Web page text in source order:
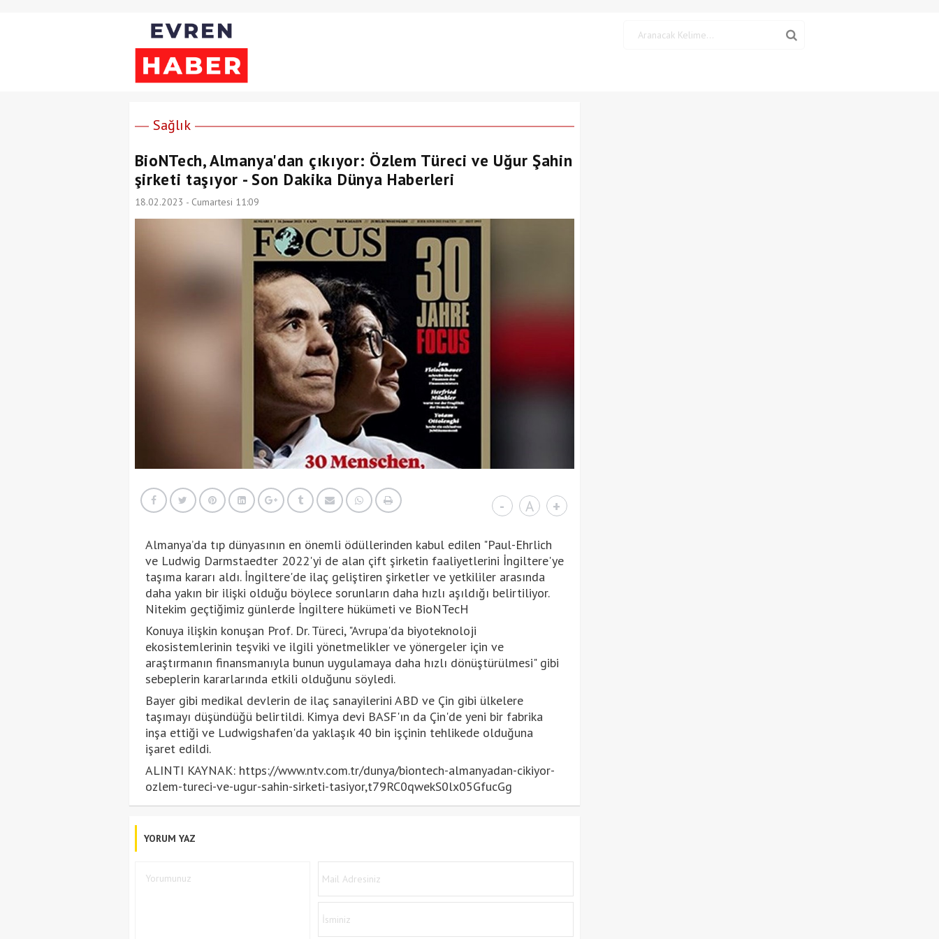
Sağlık
BioNTech, Almanya'dan çıkıyor: Özlem Türeci ve Uğur Şahin
şirketi taşıyor - Son Dakika Dünya Haberleri
18.02.2023 - Cumartesi 11:09
- A +
Almanya’da tıp dünyasının en önemli ödüllerinden kabul edilen "Paul-Ehrlich
ve Ludwig Darmstaedter 2022'yi de alan çift şirketin faaliyetlerini İngiltere'ye
taşıma kararı aldı. İngiltere'de ilaç geliştiren şirketler ve yetkililer arasında
daha yakın bir ilişki olduğu böylece sorunların daha hızlı aşıldığı belirtiliyor.
Nitekim geçtiğimiz günlerde İngiltere hükümeti ve BioNTecH
Konuya ilişkin konuşan Prof. Dr. Türeci, "Avrupa'da biyoteknoloji
ekosistemlerinin teşviki ve ilgili yönetmelikler ve yönergeler için ve
araştırmanın finansmanıyla bunun uygulamaya daha hızlı dönüştürülmesi" gibi
sebeplerin kararlarında etkili olduğunu söyledi.
Bayer gibi medikal devlerin de ilaç sanayilerini ABD ve Çin gibi ülkelere
taşımayı düşündüğü belirtildi. Kimya devi BASF'ın da Çin'de yeni bir fabrika
inşa ettiği ve Ludwigshafen'da yaklaşık 40 bin işçinin tehlikede olduğuna
işaret edildi.
ALINTI KAYNAK: https://www.ntv.com.tr/dunya/biontech-almanyadan-cikiyor-
ozlem-tureci-ve-ugur-sahin-sirketi-tasiyor,t79RC0qwekS0lx05GfucGg
YORUM YAZ